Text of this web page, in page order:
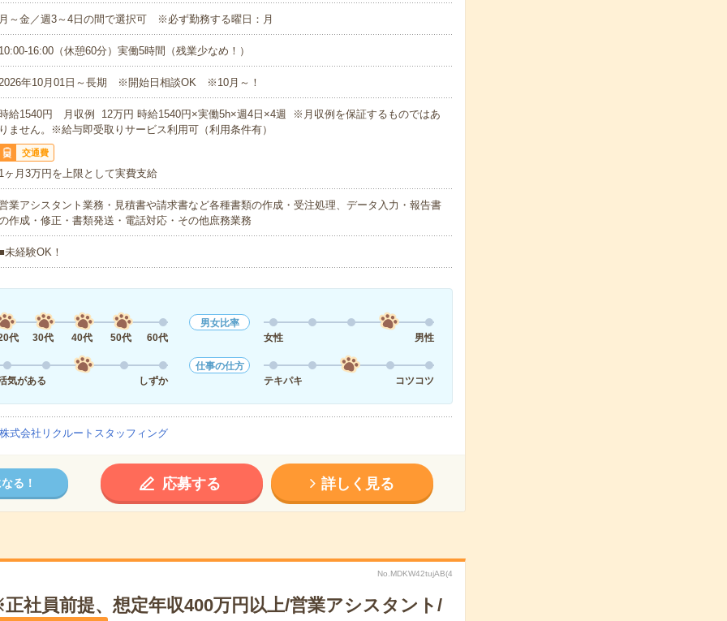
～金／週3～4日の間で選択可 ※必ず勤務する曜日：月
16:00（休憩60分）実働5時間（残業少なめ！）
年10月01日～長期 ※開始日相談OK ※10月～！
給1540円 月収例 12万円 時給1540円×実働5h×週4日×4週 ※月収例を保証するものではあ
ません。※給与即受取りサービス利用可（利用条件有）
交通費
ヶ月3万円を上限として実費支給
業アシスタント業務・見積書や請求書など各種書類の作成・受注処理、データ入力・報告書
作成・修正・書類発送・電話対応・その他庶務業務
未経験OK！
代 30代 40代 50代 60代
男女比率
女性
男性
気がある しずか
仕事の仕方
テキパキ
コツコツ
株式会社リクルートスタッフィング
る！ 応募する 詳しく見る
No.MDKW42tujAB(4
社員前提、想定年収400万円以上/営業アシスタント/